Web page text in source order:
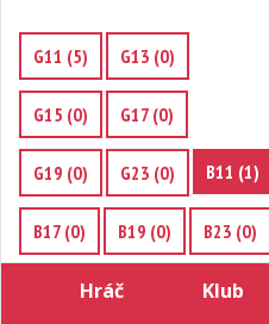
G11 (5) G13 (0)
G15 (0) G17 (0)
G19 (0) G23 (0) B11 (1)
B17 (0) B19 (0) B23 (0)
Hráč Klub